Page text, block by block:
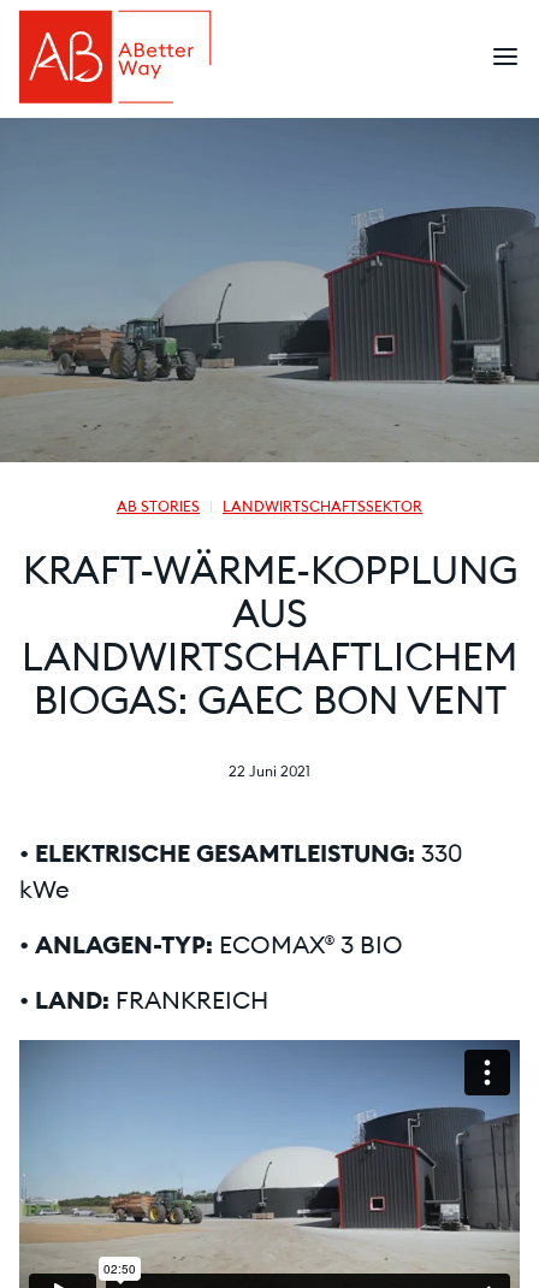
AB STORIES LANDWIRTSCHAFTSSEKTOR
KRAFT-WÄRME-KOPPLUNG
AUS
LANDWIRTSCHAFTLICHEM
BIOGAS: GAEC BON VENT
22 Juni 2021
• ELEKTRISCHE GESAMTLEISTUNG: 330
kWe
• ANLAGEN-TYP: ECOMAX® 3 BIO
• LAND: FRANKREICH